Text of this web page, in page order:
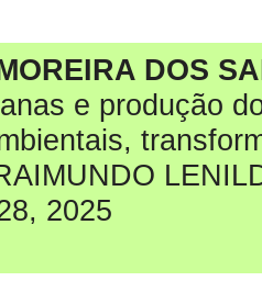
DOS
e produção
2025